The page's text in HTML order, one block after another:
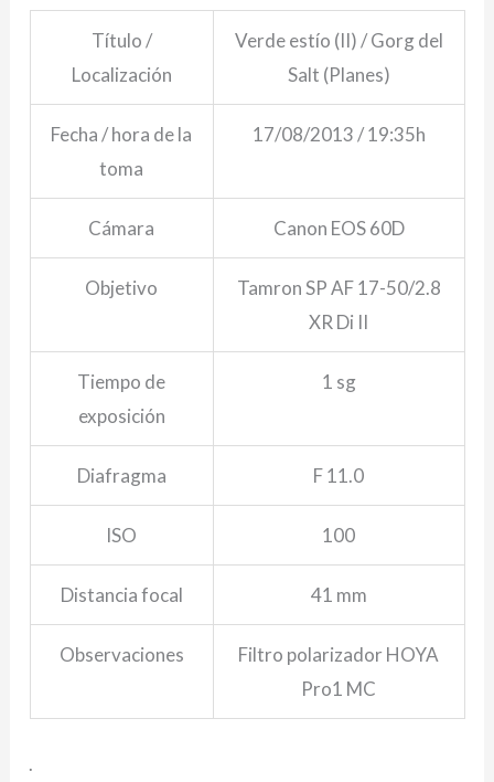
Título /
Localización
Verde estío (II) / Gorg del
Salt (Planes)
Fecha / hora de la
toma
17/08/2013 / 19:35h
Cámara Canon EOS 60D
Objetivo
Tamron SP AF 17-50/2.8
XR Di II
Tiempo de
exposición
1 sg
Diafragma F 11.0
ISO 100
Distancia focal 41 mm
Observaciones
Filtro polarizador HOYA
Pro1 MC
.